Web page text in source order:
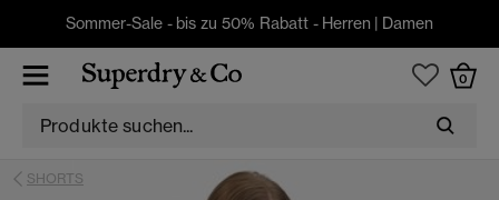
Sommer-Sale - bis zu 50% Rabatt - Herren | Damen
0
SHORTS